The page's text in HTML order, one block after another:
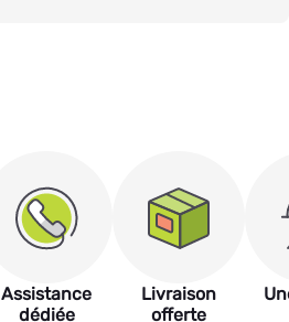
Assistance
dédiée
Livraison
offerte